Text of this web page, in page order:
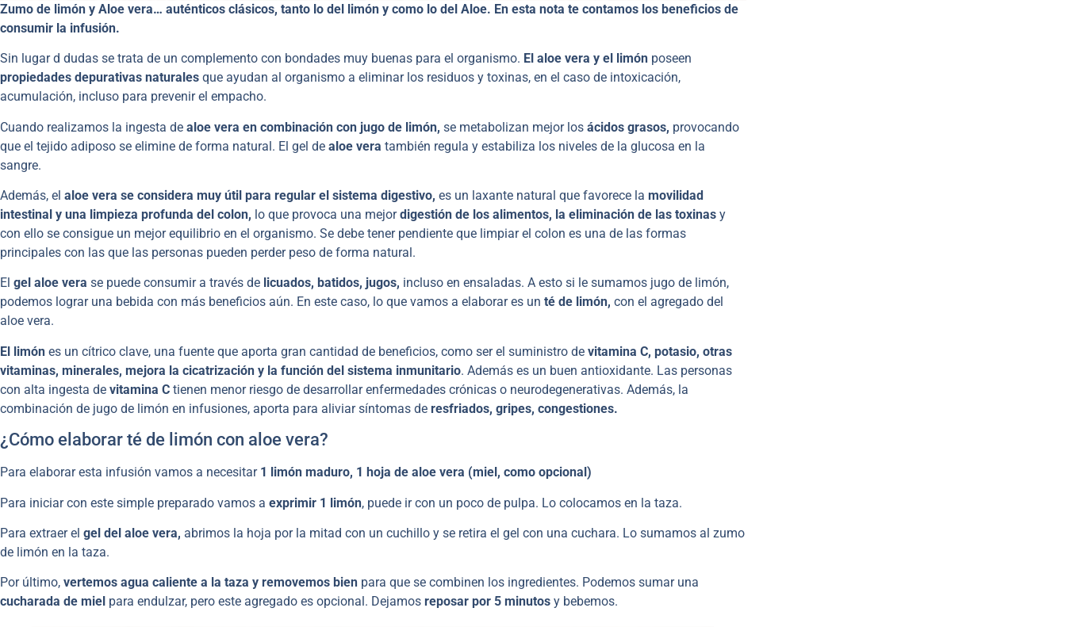
Zumo de limón y Aloe vera… auténticos clásicos, tanto lo del limón y como lo del Aloe. En esta nota te contamos los beneficios de
consumir la infusión.
Sin lugar d dudas se trata de un complemento con bondades muy buenas para el organismo. El aloe vera y el limón poseen
propiedades depurativas naturales que ayudan al organismo a eliminar los residuos y toxinas, en el caso de intoxicación,
acumulación, incluso para prevenir el empacho.
Cuando realizamos la ingesta de aloe vera en combinación con jugo de limón, se metabolizan mejor los ácidos grasos, provocando
que el tejido adiposo se elimine de forma natural. El gel de aloe vera también regula y estabiliza los niveles de la glucosa en la
sangre.
Además, el aloe vera se considera muy útil para regular el sistema digestivo, es un laxante natural que favorece la movilidad
intestinal y una limpieza profunda del colon, lo que provoca una mejordigestión de los alimentos, la eliminación de las toxinas y
con ello se consigue un mejor equilibrio en el organismo. Se debe tener pendiente que limpiar el colon es una de las formas
principales con las que las personas pueden perder peso de forma natural.
El gel aloe vera se puede consumir a través de licuados, batidos, jugos, incluso en ensaladas. A esto si le sumamos jugo de limón,
podemos lograr una bebida con más beneficios aún. En este caso, lo que vamos a elaborar es un té de limón, con el agregado del
aloe vera.
El limón es un cítrico clave, una fuente que aporta gran cantidad de beneficios, como ser el suministro de vitamina C, potasio, otras
vitaminas, minerales, mejora la cicatrización y la función del sistema inmunitario. Además es un buen antioxidante. Las personas
con alta ingesta de vitamina C tienen menor riesgo de desarrollar enfermedades crónicas o neurodegenerativas. Además, la
combinación de jugo de limón en infusiones, aporta para aliviar síntomas de resfriados, gripes, congestiones.
¿Cómo elaborar té de limón con aloe vera?
Para elaborar esta infusión vamos a necesitar 1 limón maduro, 1 hoja de aloe vera (miel, como opcional)
Para iniciar con este simple preparado vamos a exprimir 1 limón, puede ir con un poco de pulpa. Lo colocamos en la taza.
Para extraer el gel del aloe vera, abrimos la hoja por la mitad con un cuchillo y se retira el gel con una cuchara. Lo sumamos al zumo
de limón en la taza.
Por último, vertemos agua caliente a la taza y removemos bien para que se combinen los ingredientes. Podemos sumar una
cucharada de miel para endulzar, pero este agregado es opcional. Dejamos reposar por 5 minutos y bebemos.